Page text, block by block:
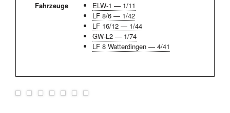
Fahrzeuge
ELW-1 — 1/11
LF 8/6 — 1/42
LF 16/12 — 1/44
GW-L2 — 1/74
LF 8 Watterdingen — 4/41